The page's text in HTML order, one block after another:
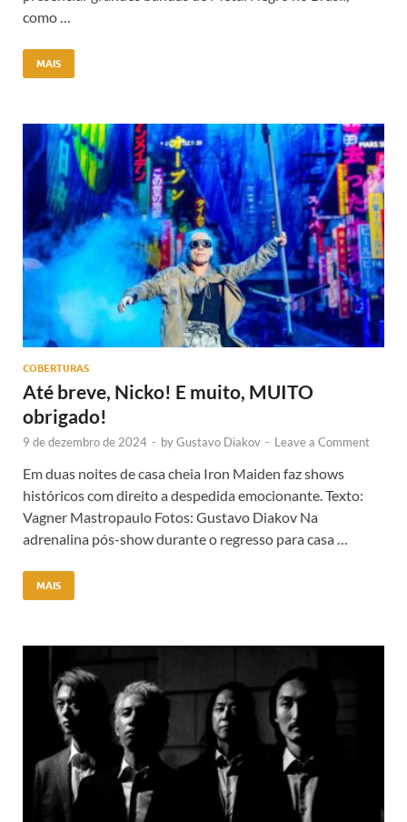
como …
MAIS
COBERTURAS
Até breve, Nicko! E muito, MUITO
obrigado!
9 de dezembro de 2024 - byGustavo Diakov - Leave a Comment
Em duas noites de casa cheia Iron Maiden faz shows
históricos com direito a despedida emocionante. Texto:
Vagner Mastropaulo Fotos: Gustavo Diakov Na
adrenalina pós-show durante o regresso para casa …
MAIS